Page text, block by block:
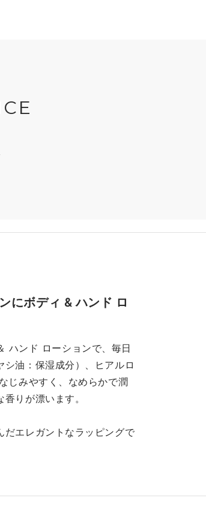
にボディ & ハンド ロ
ハンド ローションで、毎日
油：保湿成分）、ヒアルロ
じみやすく、なめらかで潤
りが漂います。
だエレガントなラッピングで